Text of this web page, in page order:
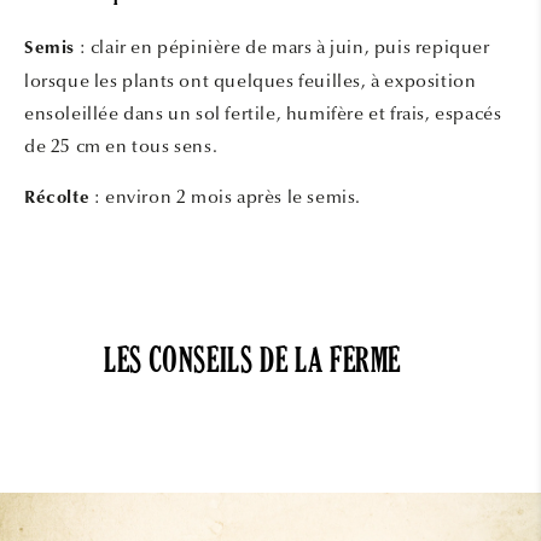
Semis : clair en pépinière de mars à juin, puis repiquer
lorsque les plants ont quelques feuilles, à exposition
ensoleillée dans un sol fertile, humifère et frais, espacés
de 25 cm en tous sens.
Récolte : environ 2 mois après le semis.
LES CONSEILS DE LA FERME